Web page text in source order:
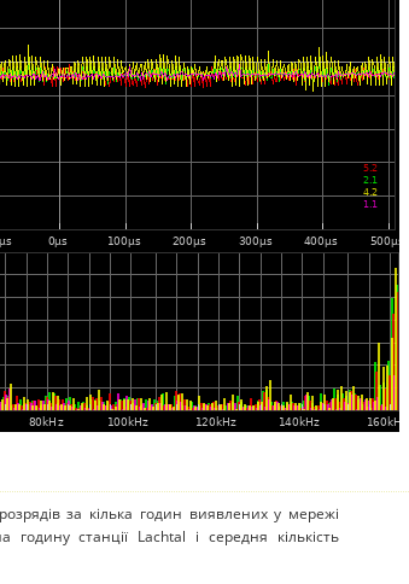
за кілька годин виявлених у мережі
годину станції Lachtal і середня кількість